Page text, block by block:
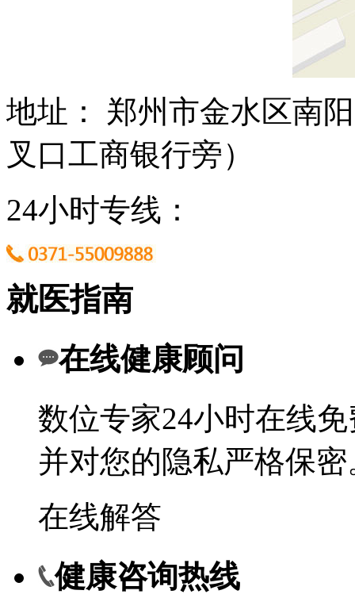
地址： 郑州市金水区南
叉口工商银行旁）
24小时专线：
就医指南
在线健康顾问
数位专家24小时在线
并对您的隐私严格保密
在线解答
健康咨询热线